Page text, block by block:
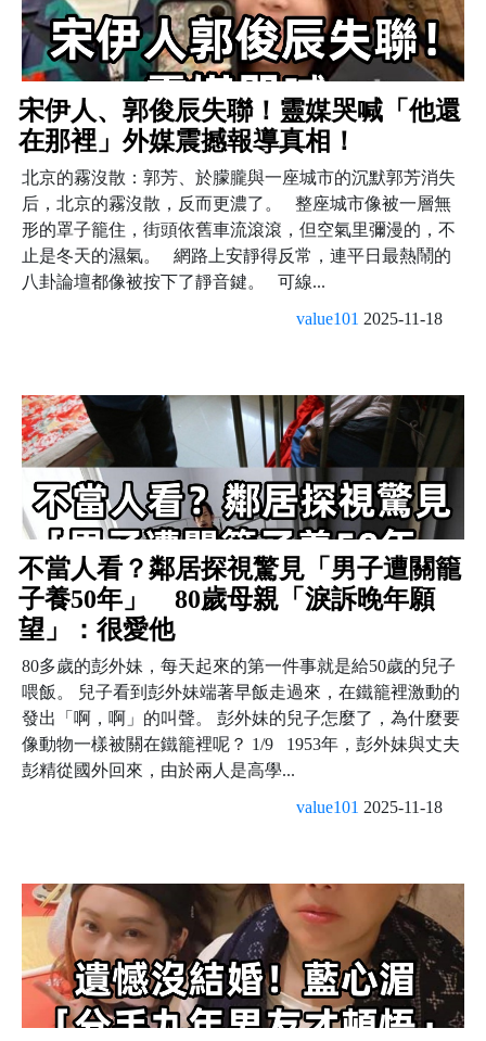
宋伊人、郭俊辰失聯！靈媒哭喊「他還
在那裡」外媒震撼報導真相！
北京的霧沒散：郭芳、於朦朧與一座城市的沉默郭芳消失
后，北京的霧沒散，反而更濃了。 整座城市像被一層無
形的罩子籠住，街頭依舊車流滾滾，但空氣里彌漫的，不
止是冬天的濕氣。 網路上安靜得反常，連平日最熱鬧的
八卦論壇都像被按下了靜音鍵。 可線...
value101 2025-11-18
不當人看？鄰居探視驚見「男子遭關籠
子養50年」 80歲母親「淚訴晚年願
望」：很愛他
80多歲的彭外妹，每天起來的第一件事就是給50歲的兒子
喂飯。 兒子看到彭外妹端著早飯走過來，在鐵籠裡激動的
發出「啊，啊」的叫聲。 彭外妹的兒子怎麼了，為什麼要
像動物一樣被關在鐵籠裡呢？ 1/9 1953年，彭外妹與丈夫
彭精從國外回來，由於兩人是高學...
value101 2025-11-18